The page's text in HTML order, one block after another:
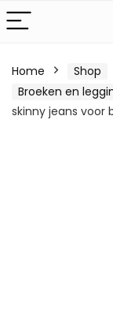
Home Shop
Broeken en
skinny jeans voor